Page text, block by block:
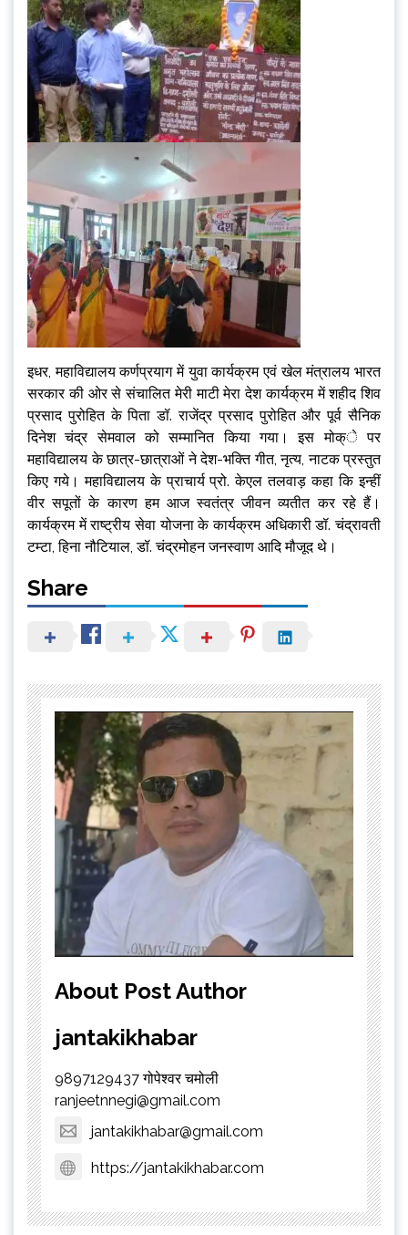
इधर, महाविद्यालय कर्णप्रयाग में युवा कार्यक्रम एवं खेल मंत्रालय भारत
सरकार की ओर से संचालित मेरी माटी मेरा देश कार्यक्रम में शहीद शिव
प्रसाद पुरोहित के पिता डॉ. राजेंद्र प्रसाद पुरोहित और पूर्व सैनिक
दिनेश चंद्र सेमवाल को सम्मानित किया गया। इस मोक्े पर
महाविद्यालय के छात्र-छात्राओं ने देश-भक्ति गीत, नृत्य, नाटक प्रस्तुत
किए गये। महाविद्यालय के प्राचार्य प्रो. केएल तलवाड़ कहा कि इन्हीं
वीर सपूतों के कारण हम आज स्वतंत्र जीवन व्यतीत कर रहे हैं।
कार्यक्रम में राष्ट्रीय सेवा योजना के कार्यक्रम अधिकारी डॉ. चंद्रावती
टम्टा, हिना नौटियाल, डॉ. चंद्रमोहन जनस्वाण आदि मौजूद थे।
Share
About Post Author
jantakikhabar
9897129437 गोपेश्वर चमोली
ranjeetnnegi@gmail.com
jantakikhabar@gmail.com
https://jantakikhabar.com